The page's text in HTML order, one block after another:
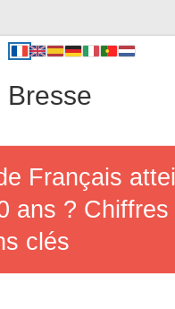
Bresse
Français
ans ?
clés